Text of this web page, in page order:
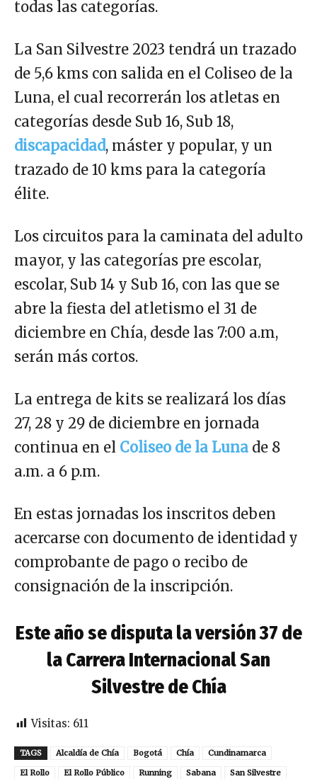
todas las categorías.
La San Silvestre 2023 tendrá un trazado
de 5,6 kms con salida en el Coliseo de la
Luna, el cual recorrerán los atletas en
categorías desde Sub 16, Sub 18,
discapacidad, máster y popular, y un
trazado de 10 kms para la categoría
élite.
Los circuitos para la caminata del adulto
mayor, y las categorías pre escolar,
escolar, Sub 14 y Sub 16, con las que se
abre la fiesta del atletismo el 31 de
diciembre en Chía, desde las 7:00 a.m,
serán más cortos.
La entrega de kits se realizará los días
27, 28 y 29 de diciembre en jornada
continua en el Coliseo de la Luna de 8
a.m. a 6 p.m.
En estas jornadas los inscritos deben
acercarse con documento de identidad y
comprobante de pago o recibo de
consignación de la inscripción.
Este año se disputa la versión 37 de
la Carrera Internacional San
Silvestre de Chía
Visitas: 611
TAGS Alcaldía de Chía Bogotá Chía
Cundinamarca
El Rollo
El Rollo Público Running Sabana
San Silvestre